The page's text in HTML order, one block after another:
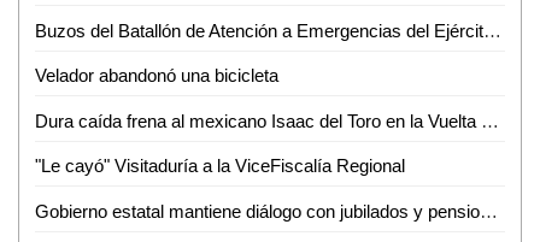
Buzos del Batallón de Atención a Emergencias del Ejército Mexicano rescatan a un minero en el municipio de El Rosario, Sin.
Velador abandonó una bicicleta
Dura caída frena al mexicano Isaac del Toro en la Vuelta al País Vasco
"Le cayó" Visitaduría a la ViceFiscalía Regional
Gobierno estatal mantiene diálogo con jubilados y pensionados